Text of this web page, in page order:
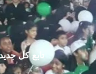
تابع كل